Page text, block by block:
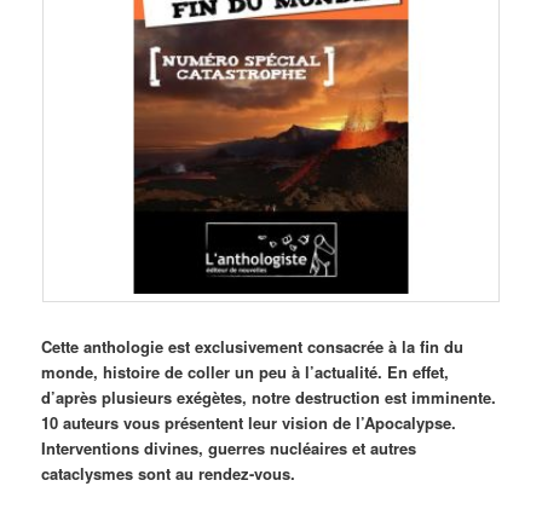
Cette anthologie est exclusivement consacrée à la fin du
monde, histoire de coller un peu à l’actualité. En effet,
d’après plusieurs exégètes, notre destruction est imminente.
10 auteurs vous présentent leur vision de l’Apocalypse.
Interventions divines, guerres nucléaires et autres
cataclysmes sont au rendez-vous.